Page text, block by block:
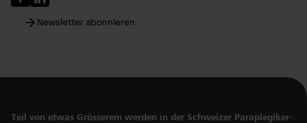
Newsletter abonnieren
Teil von etwas Grösserem werden in der Schweizer Paraplegiker-